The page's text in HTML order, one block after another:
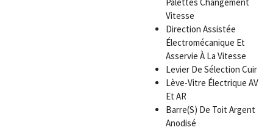
Vitesse
Direction Assistée
Électromécanique Et
Asservie À La Vitesse
Levier De Sélection Cuir
Lève-Vitre Électrique AV
Et AR
Barre(S) De Toit Argent
Anodisé